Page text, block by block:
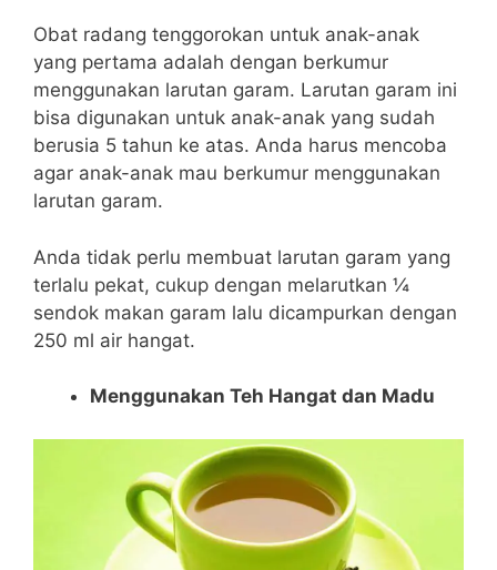
Obat radang tenggorokan untuk anak-anak
yang pertama adalah dengan berkumur
menggunakan larutan garam. Larutan garam ini
bisa digunakan untuk anak-anak yang sudah
berusia 5 tahun ke atas. Anda harus mencoba
agar anak-anak mau berkumur menggunakan
larutan garam.
Anda tidak perlu membuat larutan garam yang
terlalu pekat, cukup dengan melarutkan ¼
sendok makan garam lalu dicampurkan dengan
250 ml air hangat.
Menggunakan Teh Hangat dan Madu